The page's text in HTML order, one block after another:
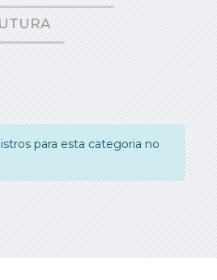
para esta categoria no